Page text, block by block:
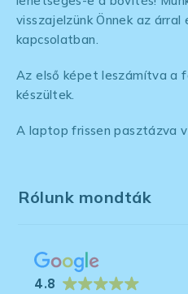
visszajelzünk Önnek az
kapcsolatban.
Az első képet leszámítva a
készültek.
A laptop frissen pasztázva
Rólunk mondták
4.8